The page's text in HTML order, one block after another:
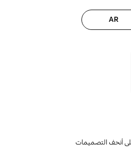
AR
أنحف التصميمات